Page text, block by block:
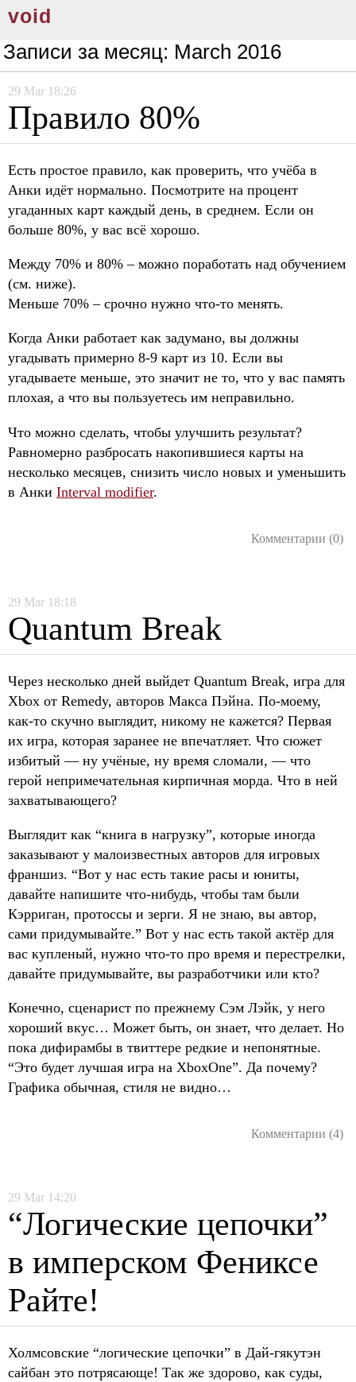
void
Записи за месяц: March 2016
29 Mar 18:26
Правило 80%
Есть простое правило, как проверить, что учёба в
Анки идёт нормально. Посмотрите на процент
угаданных карт каждый день, в среднем. Если он
больше 80%, у вас всё хорошо.
Между 70% и 80% – можно поработать над обучением
(см. ниже).
Меньше 70% – срочно нужно что-то менять.
Когда Анки работает как задумано, вы должны
угадывать примерно 8-9 карт из 10. Если вы
угадываете меньше, это значит не то, что у вас память
плохая, а что вы пользуетесь им неправильно.
Что можно сделать, чтобы улучшить результат?
Равномерно разбросать накопившиеся карты на
несколько месяцев, снизить число новых и уменьшить
в Анки Interval modifier.
Комментарии (0)
29 Mar 18:18
Quantum Break
Через несколько дней выйдет Quantum Break, игра для
Xbox от Remedy, авторов Макса Пэйна. По-моему,
как-то скучно выглядит, никому не кажется? Первая
их игра, которая заранее не впечатляет. Что сюжет
избитый — ну учёные, ну время сломали, — что
герой непримечательная кирпичная морда. Что в ней
захватывающего?
Выглядит как “книга в нагрузку”, которые иногда
заказывают у малоизвестных авторов для игровых
франшиз. “Вот у нас есть такие расы и юниты,
давайте напишите что-нибудь, чтобы там были
Кэрриган, протоссы и зерги. Я не знаю, вы автор,
сами придумывайте.” Вот у нас есть такой актёр для
вас купленый, нужно что-то про время и перестрелки,
давайте придумывайте, вы разработчики или кто?
Конечно, сценарист по прежнему Сэм Лэйк, у него
хороший вкус… Может быть, он знает, что делает. Но
пока дифирамбы в твиттере редкие и непонятные.
“Это будет лучшая игра на XboxOne”. Да почему?
Графика обычная, стиля не видно…
Комментарии (4)
29 Mar 14:20
“Логические цепочки”
в имперском Фениксе
Райте!
Холмсовские “логические цепочки” в Дай-гякутэн
сайбан это потрясающе! Так же здорово, как суды,